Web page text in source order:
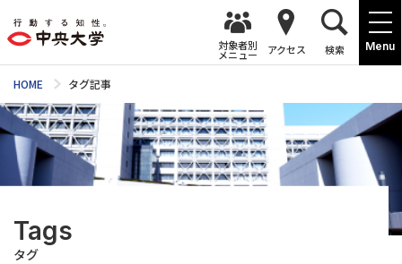
Menu
対象者別
メニュー アクセス 検索
HOME タグ記事
Tags
タグ